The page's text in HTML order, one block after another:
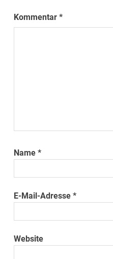
Kommentar*
Name*
E-Mail-Adresse*
Website